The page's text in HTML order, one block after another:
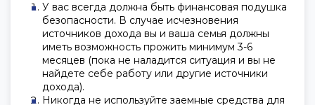
У вас всегда должна быть финансовая подушка
безопасности. В случае исчезновения
источников дохода вы и ваша семья должны
иметь возможность прожить минимум 3-6
месяцев (пока не наладится ситуация и вы не
найдете себе работу или другие источники
дохода).
Никогда не используйте заемные средства для